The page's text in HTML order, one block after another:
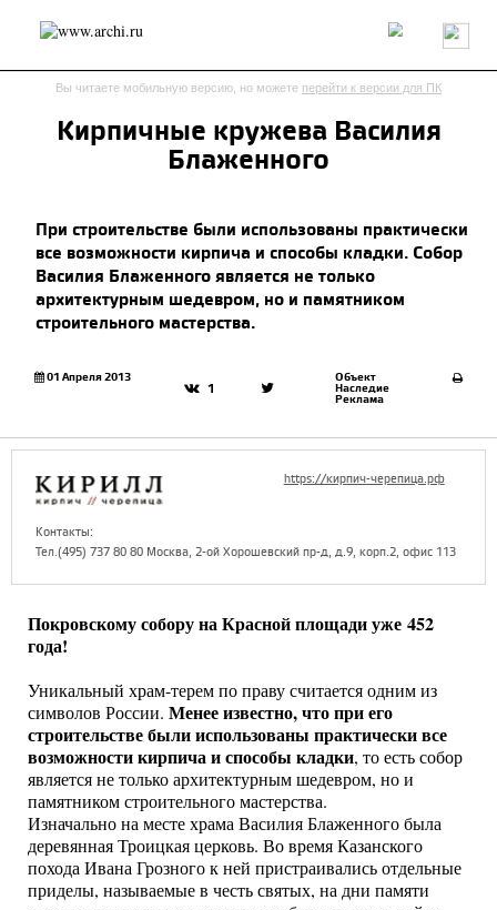
Россия Мир Технологии Интерьер Пресса
Архитекторы
Обзор
Объект
Результаты конкурса
Репортаж
Рецензия Архитектура
Выставка
Дизайн
Иностранцы в России
Интерьер
Книги
Наследие Образование
Вы читаете мобильную версию, но можете перейти к версии для ПК
Кирпичные кружева Василия
Блаженного
При строительстве были использованы практически
все возможности кирпича и способы кладки. Собор
Василия Блаженного является не только
архитектурным шедевром, но и памятником
строительного мастерства.
01 Апреля 2013
1
Объект
Наследие
Реклама
https://кирпич-черепица.рф
Контакты:
Тел.(495) 737 80 80 Москва, 2-ой Хорошевский пр-д, д.9, корп.2, офис 113
Покровскому собору на Красной площади уже 452
года!
Уникальный храм-терем по праву считается одним из
символов России. Менее известно, что при его
строительстве были использованы практически все
возможности кирпича и способы кладки, то есть собор
является не только архитектурным шедевром, но и
памятником строительного мастерства.
Изначально на месте храма Василия Блаженного была
деревянная Троицкая церковь. Во время Казанского
похода Ивана Грозного к ней пристраивались отдельные
приделы, называемые в честь святых, на дни памяти